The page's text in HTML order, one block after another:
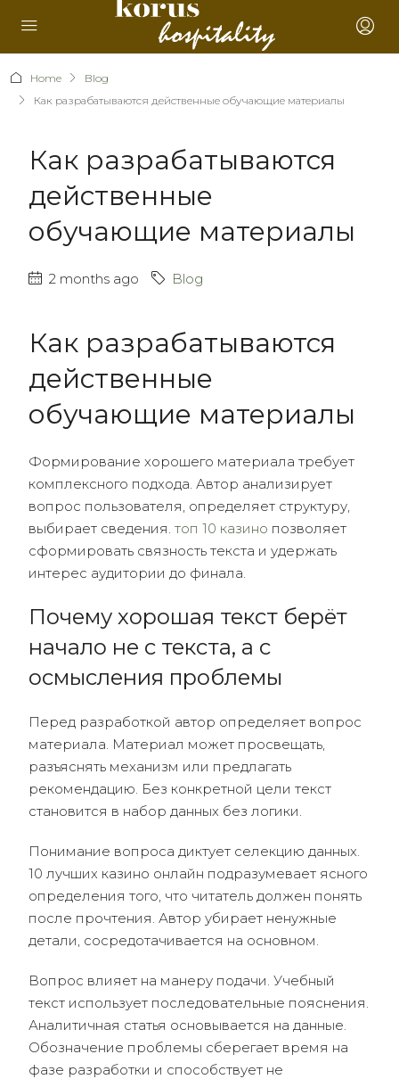
Home
Blog
Как разрабатываются действенные обучающие материалы
Как разрабатываются
действенные
обучающие материалы
2 months ago Blog
Как разрабатываются
действенные
обучающие материалы
Формирование хорошего материала требует
комплексного подхода. Автор анализирует
вопрос пользователя, определяет структуру,
выбирает сведения. топ 10 казино позволяет
сформировать связность текста и удержать
интерес аудитории до финала.
Почему хорошая текст берёт
начало не с текста, а с
осмысления проблемы
Перед разработкой автор определяет вопрос
материала. Материал может просвещать,
разъяснять механизм или предлагать
рекомендацию. Без конкретной цели текст
становится в набор данных без логики.
Понимание вопроса диктует селекцию данных.
10 лучших казино онлайн подразумевает ясного
определения того, что читатель должен понять
после прочтения. Автор убирает ненужные
детали, сосредотачивается на основном.
Вопрос влияет на манеру подачи. Учебный
текст использует последовательные пояснения.
Аналитичная статья основывается на данные.
Обозначение проблемы сберегает время на
фазе разработки и способствует не